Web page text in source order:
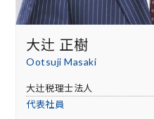
大辻 正樹
Ootsuji Masaki
大辻税理士法人
代表社員